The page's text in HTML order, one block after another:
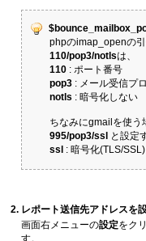
phpのimap_openの引
110/pop3/notlsは、
110 : ポート番号
pop3 : メール受信プ
notls : 暗号化しない
ちなみにgmailを使う
995/pop3/ssl
と設定
ssl : 暗号化(TLS/
レポート送信先アドレスを
画面右メニューの設定をク
す。